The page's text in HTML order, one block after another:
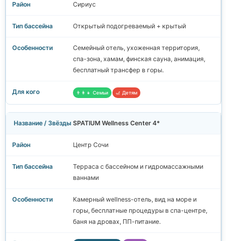
Сириус
Открытый подогреваемый + крытый
Семейный отель, ухоженная территория,
спа-зона, хамам, финская сауна, анимация,
бесплатный трансфер в горы.
👨‍👩‍👧 Семьи 🎢 Детям
SPATIUM Wellness Center 4*
Центр Сочи
Терраса с бассейном и гидромассажными
ваннами
Камерный wellness-отель, вид на море и
горы, бесплатные процедуры в спа-центре,
баня на дровах, ПП-питание.